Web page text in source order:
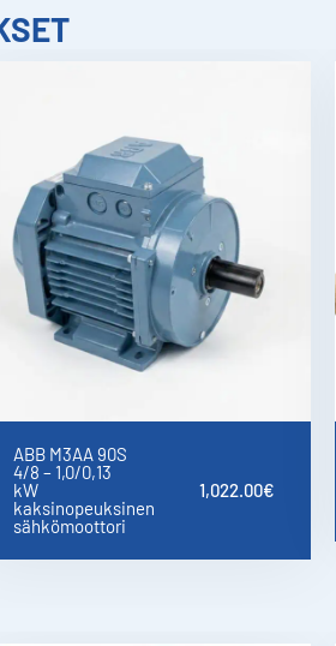
sähköasennukset koteihin,
ja turvallisesti. Meiltä
laadukkaasti kaikenkokoisiin
kondensaattorit,
sähköasennuksia.
yhteyttä
ABB M3AA 90S
4/8 – 1,0/0,13
kW
kaksinopeuksinen
sähkömoottori
1,022.00€